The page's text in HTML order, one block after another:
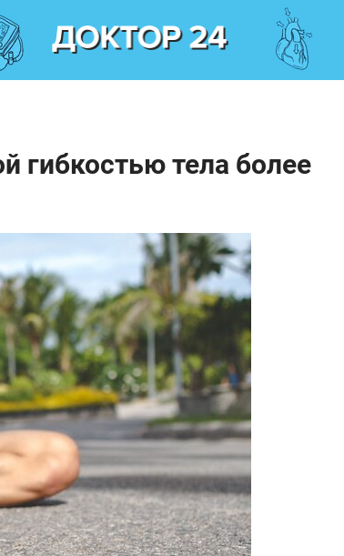
гибкостью тела более